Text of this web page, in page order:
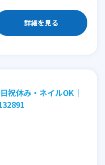
詳細を見る
祝休み・ネイルOK｜